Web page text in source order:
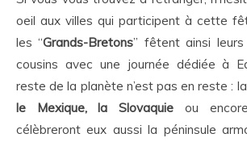
oeil aux villes qui participent à cette
les “Grands-Bretons” fêtent ainsi
cousins avec une journée dédiée à
reste de la planète n’est pas en reste : la
le Mexique, la Slovaquie ou
célèbreront eux aussi la péninsule